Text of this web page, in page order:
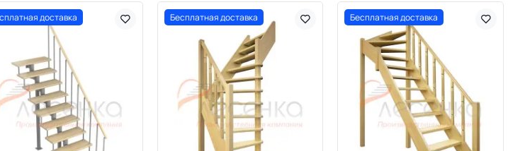
доставка Бесплатная доставка Бесплатная доставка